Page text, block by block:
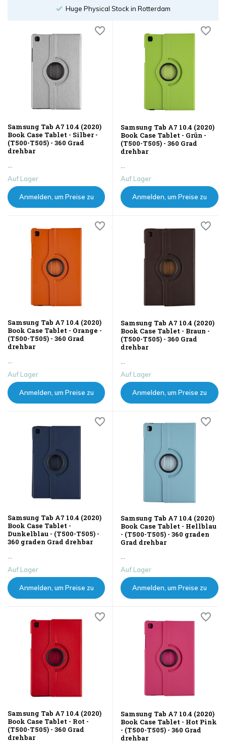
Order until 18:00
Samsung Tab A7 10.4 (2020)
Book Case Tablet - Silber -
(T500-T505) - 360 Grad
drehbar
...
Auf Lager
Anmelden, um Preise zu
Samsung Tab A7 10.4 (2020)
Book Case Tablet - Grün -
(T500-T505) - 360 Grad
drehbar
...
Auf Lager
Anmelden, um Preise zu
Samsung Tab A7 10.4 (2020)
Book Case Tablet - Orange -
(T500-T505) - 360 Grad
drehbar
Auf Lager
Anmelden, um Preise zu
Samsung Tab A7 10.4 (2020)
Book Case Tablet - Braun -
(T500-T505) - 360 Grad
drehbar
Auf Lager
Anmelden, um Preise zu
Samsung Tab A7 10.4 (2020)
Book Case Tablet -
Dunkelblau - (T500-T505) -
360 graden Grad drehbar
...
Auf Lager
Anmelden, um Preise zu
Samsung Tab A7 10.4 (2020)
Book Case Tablet - Hellblau
- (T500-T505) - 360 graden
Grad drehbar
...
Auf Lager
Anmelden, um Preise zu
Samsung Tab A7 10.4 (2020)
Book Case Tablet - Rot -
(T500-T505) - 360 Grad
drehbar
Samsung Tab A7 10.4 (2020)
Book Case Tablet - Hot Pink
- (T500-T505) - 360 Grad
drehbar